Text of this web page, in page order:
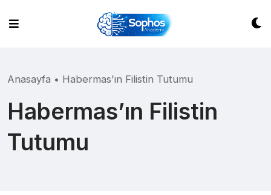
content
Anasayfa • Habermas’ın Filistin Tutumu
Habermas’ın Filistin
Tutumu